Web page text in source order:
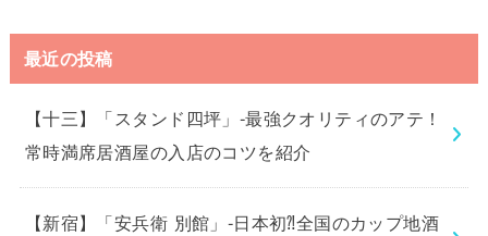
最近の投稿
【十三】「スタンド四坪」-最強クオリティのアテ！
常時満席居酒屋の入店のコツを紹介
【新宿】「安兵衛 別館」-日本初⁈全国のカップ地酒